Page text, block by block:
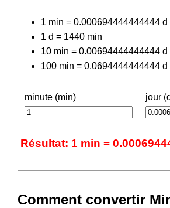
1 min = 0.000694444444444 d
1 d = 1440 min
10 min = 0.00694444444444 d
100 min = 0.0694444444444 d
minute (min) jour
Résultat: 1 min =
Comment convertir